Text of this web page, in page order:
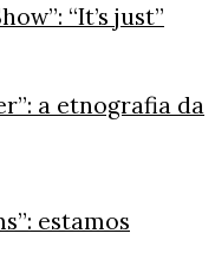
“It’s just”
a etnografia da
estamos